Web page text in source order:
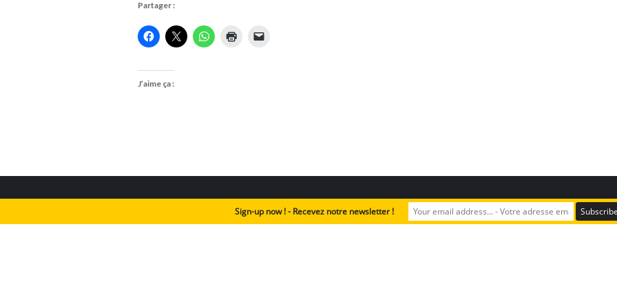
Partager :
J’aime ça :
Sign-up now ! - Recevez notre newsletter !